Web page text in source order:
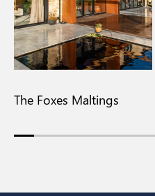
The Foxes Maltings